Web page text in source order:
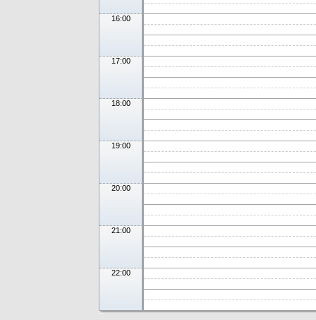
16:00
17:00
18:00
19:00
20:00
21:00
22:00